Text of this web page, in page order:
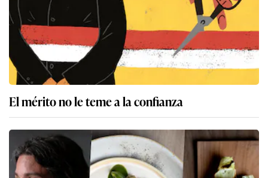
El mérito no le teme a la confianza